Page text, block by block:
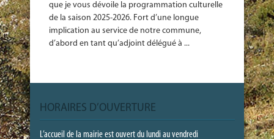
que je vous dévoile la programmation culturelle
de la saison 2025-2026. Fort d’une longue
implication au service de notre commune,
d’abord en tant qu’adjoint délégué à ...
HORAIRES D’OUVERTURE
L’accueil de la mairie est ouvert du lundi au vendredi